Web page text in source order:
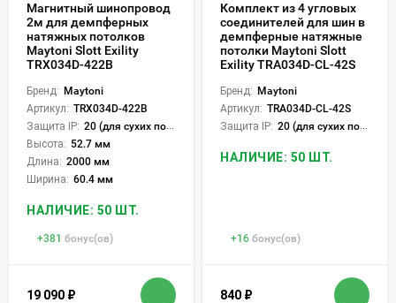
Магнитный шинопровод
2м для демпферных
натяжных потолков
Maytoni Slott Exility
TRX034D-422B
Бренд: Maytoni
Артикул: TRX034D-422B
Защита IP: 20 (для сухих пом.)
Высота: 52.7 мм
Длина: 2000 мм
Ширина: 60.4 мм
НАЛИЧИЕ: 50 ШТ.
+381 бонус(ов)
19 090 ₽
Комплект из 4 угловых
соединителей для шин в
демпферные натяжные
потолки Maytoni Slott
Exility TRA034D-CL-42S
Бренд: Maytoni
Артикул: TRA034D-CL-42S
Защита IP: 20 (для сухих пом.)
НАЛИЧИЕ: 50 ШТ.
+16 бонус(ов)
840 ₽